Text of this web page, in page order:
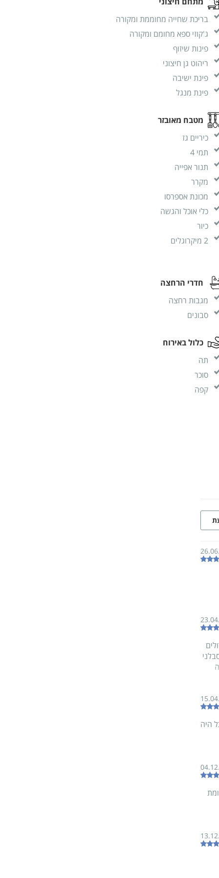
בריכת שחייה מחוממת ומקורה
ג'קוזי ספא מחומם ומקורה
פינות שיזוף
ריהוט גן חיצוני
פינת ישיבה
פינת מנגל
מטבח מאובזר
כיריים גז
תמי 4
תנור אפייה
מקרר
מכונת אספרסו
כלי אוכל והגשה
כיור
2 מיקרוגלים
חדרי הרחצה
מגבות רחצה
סבונים
כלול באירוח
תה
סוכר
קפה
היה